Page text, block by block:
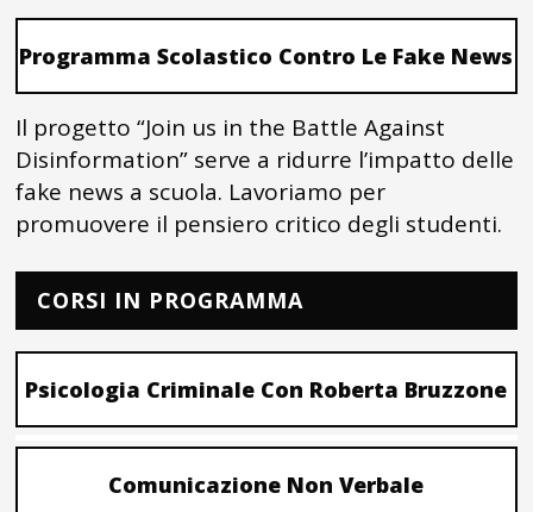
Programma Scolastico Contro Le Fake News
Il progetto “Join us in the Battle Against
Disinformation” serve a ridurre l’impatto delle
fake news a scuola. Lavoriamo per
promuovere il pensiero critico degli studenti.
CORSI IN PROGRAMMA
Psicologia Criminale Con Roberta Bruzzone
Comunicazione Non Verbale